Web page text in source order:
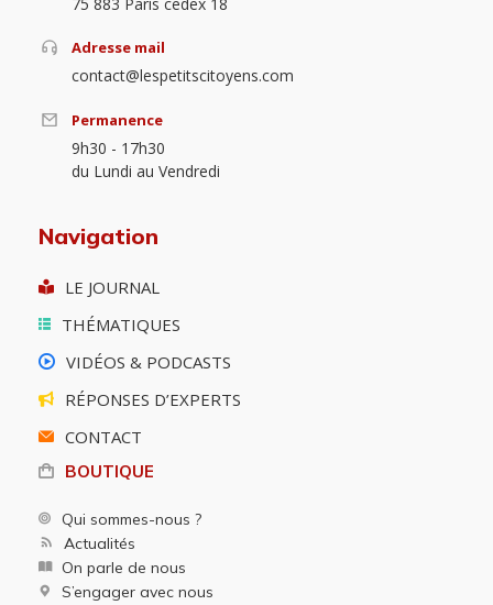
Adresse mail
contact@lespetitscitoyens.com
Permanence
9h30 - 17h30
du Lundi au Vendredi
Navigation
LE JOURNAL
THÉMATIQUES
VIDÉOS & PODCASTS
RÉPONSES D’EXPERTS
CONTACT
BOUTIQUE
Qui sommes-nous ?
Actualités
On parle de nous
S’engager avec nous